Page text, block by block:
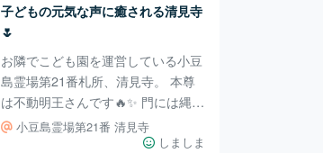
いますが、バジリコさんって店内に
入っただけで
子どもの元気な声に癒される清見寺
🌷
お隣でこども園を運営している小豆
島霊場第21番札所、清見寺。 本尊
は不動明王さんです🔥✨ 門には縄が
下がっていて、引っ張ると鐘が鳴る
仕組みになっています🔔 敷地内に
小豆島霊場第21番 清見寺
しましま